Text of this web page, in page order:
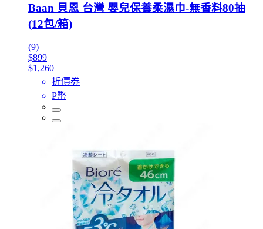
Baan 貝恩 台灣 嬰兒保養柔濕巾-無香料80抽
(12包/箱)
(9)
$899
$1,260
折價券
P幣